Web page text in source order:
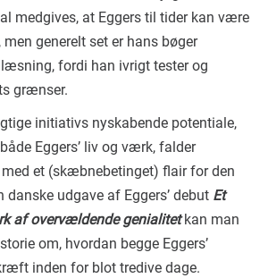
medgives, at Eggers til tider kan være
generelt set er hans bøger
fordi han ivrigt tester og
grænser.
initiativs nyskabende potentiale,
Eggers’ liv og værk, falder
et (skæbnebetinget) flair for den
danske udgave af Eggers’ debut Et
af overvældende genialitetkan man
om, hvordan begge Eggers’
inden for blot tredive dage.